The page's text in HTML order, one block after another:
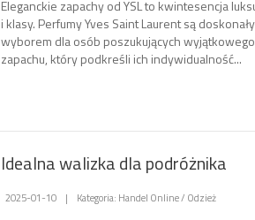
Eleganckie zapachy od YSL to kwintesencja
i klasy. Perfumy Yves Saint Laurent są
wyborem dla osób poszukujących wyjątkowego
zapachu, który podkreśli ich indywidualność...
Idealna walizka dla podróżnika
2025-01-10 | Kategoria: Handel Online / Odzież